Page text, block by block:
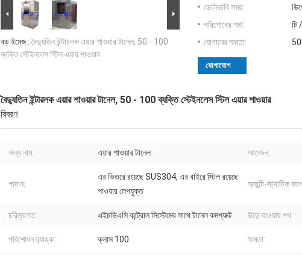
বড় ইমেজ :বৈদ্যুতিন ইন্টারলক এয়ার শাওয়ার টানেল, 50 - 100
ব্যক্তি স্টেইনলেস স্টিল এয়ার শাওয়ার
ডেলিভারি সময়:
পরিশোধের শর্ত:
টি
যোগানের ক্ষমতা:
যোগাযোগ
বৈদ্যুতিন ইন্টারলক এয়ার শাওয়ার টানেল, 50 - 100 ব্যক্তি স্টেইনলেস স্টিল এয়ার শাওয়ার
বিবরণ
অন্য নাম: এয়ার শাওয়ার টানেল আবেদন:
পাদান:
এর ভিতরে রয়েছে SUS304, এর বাইরে স্টিল রয়েছে
পাওয়ার লেপযুক্ত
অ্যান্টি-স্ট্যাটিক
চরিত্রগত: এইচভিএসি কন্ট্রোল সিস্টেমের সাথে টানেল কমপ্যাক্ট উড়ে যাওয়ার পথ:
পরিশোধন র‌্যাঙ্ক: ক্লাস 100 ক্ষমতা: